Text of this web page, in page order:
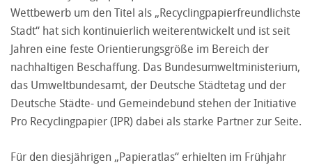
Wettbewerb um den Titel als „Recyclingpapierfreundlichste
Stadt“ hat sich kontinuierlich weiterentwickelt und ist seit
Jahren eine feste Orientierungsgröße im Bereich der
nachhaltigen Beschaffung. Das Bundesumweltministerium,
das Umweltbundesamt, der Deutsche Städtetag und der
Deutsche Städte- und Gemeindebund stehen der Initiative
Pro Recyclingpapier (IPR) dabei als starke Partner zur Seite.
Für den diesjährigen „Papieratlas“ erhielten im Frühjahr